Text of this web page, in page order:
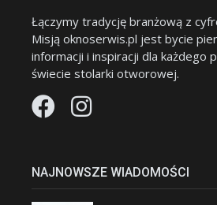
Łączymy tradycję branżową z
Misją oknoserwis.pl jest bycie
informacji i inspiracji dla każdego
świecie stolarki otworowej.
NAJNOWSZE WIADOMOŚCI